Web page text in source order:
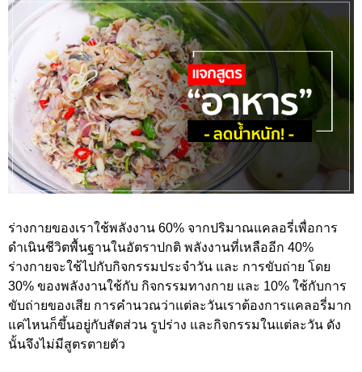
ร่างกายของเราใช้พลังงาน 60% จากปริมาณแคลอรี่เพื่อการ
ดำเนินชีวิตพื้นฐานในอัตราปกติ พลังงานที่เหลืออีก 40%
ร่างกายจะใช้ไปกับกิจกรรมประจำวัน และ การขับถ่าย โดย
30% ของพลังงานใช้กับ กิจกรรมทางกาย และ 10% ใช้กับการ
ขับถ่ายของเสีย การคำนวณว่าแต่ละวันเราต้องการแคลอรี่มาก
แค่ไหนก็ขึ้นอยู่กับสัดส่วน รูปร่าง และกิจกรรมในแต่ละวัน ดัง
นั้นจึงไม่มีสูตรตายตัว